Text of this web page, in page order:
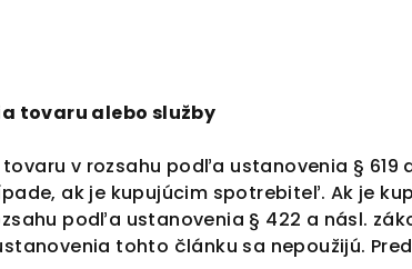
tovaru alebo služby
tovaru v rozsahu podľa ustanovenia § 619
ak je kupujúcim spotrebiteľ. Ak je
podľa ustanovenia § 422 a násl.
tohto článku sa nepoužijú.